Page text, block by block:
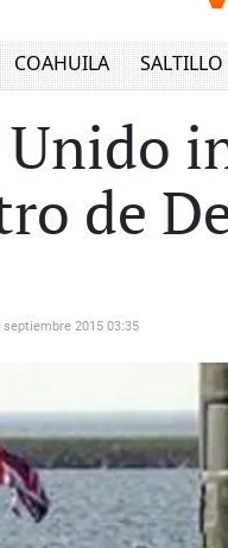
COAHUILA SALTILLO
Unido
de
septiembre 2015 03:35